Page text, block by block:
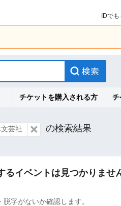
IDで
チケットを購入される方 チ
芸社 の検索結果
るイベントは見つかりませ
脱字がないか確認します。